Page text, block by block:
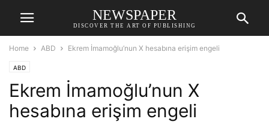
NEWSPAPER
DISCOVER THE ART OF PUBLISHING
Home ABD Ekrem İmamoğlu’nun X hesabına erişim engeli
ABD
Ekrem İmamoğlu’nun X
hesabına erişim engeli